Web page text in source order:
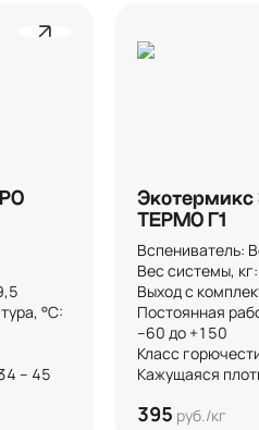
°C:
– 45
ТЕРМО Г1
Вспениватель:
Вес системы,
Выход с
Постоянная
–60 до +150
Класс
Кажущаяся
395 руб./кг